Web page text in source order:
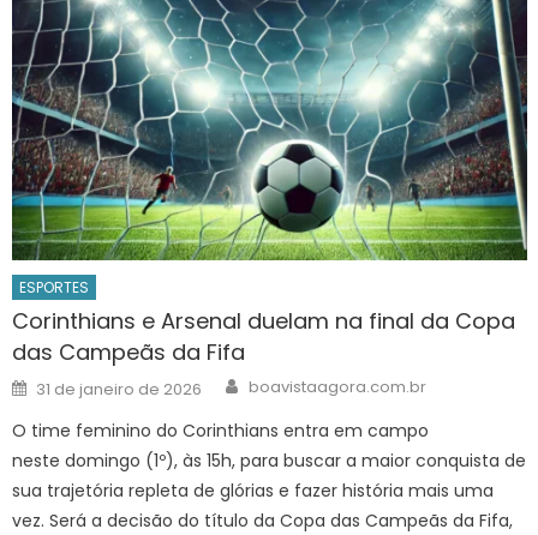
ESPORTES
Corinthians e Arsenal duelam na final da Copa
das Campeãs da Fifa
Posted
on
31 de janeiro de 2026 Author
boavistaagora.com.br
O time feminino do Corinthians entra em campo
neste domingo (1º), às 15h, para buscar a maior conquista de
sua trajetória repleta de glórias e fazer história mais uma
vez. Será a decisão do título da Copa das Campeãs da Fifa,